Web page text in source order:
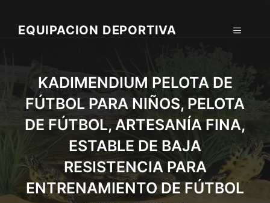
contentEQUIPACION DEPORTIVA MENU
KADIMENDIUM PELOTA DE
FÚTBOL PARA NIÑOS, PELOTA
DE FÚTBOL, ​​ARTESANÍA FINA,
ESTABLE DE BAJA
RESISTENCIA PARA
ENTRENAMIENTO DE FÚTBOL